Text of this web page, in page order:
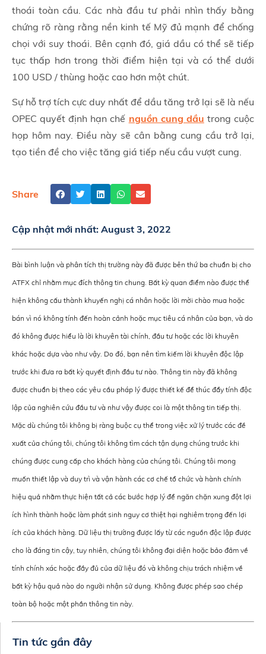
thoái toàn cầu. Các nhà đầu tư phải nhìn thấy bằng
chứng rõ ràng rằng nền kinh tế Mỹ đủ mạnh để chống
chọi với suy thoái. Bên cạnh đó, giá dầu có thể sẽ tiếp
tục thấp hơn trong thời điểm hiện tại và có thể dưới
100 USD / thùng hoặc cao hơn một chút.
Sự hỗ trợ tích cực duy nhất để dầu tăng trở lại sẽ là nếu
OPEC quyết định hạn chế nguồn cung dầu trong cuộc
họp hôm nay. Điều này sẽ cân bằng cung cầu trở lại,
tạo tiền đề cho việc tăng giá tiếp nếu cầu vượt cung.
Share
Cập nhật mới nhất: August 3, 2022
Bài bình luận và phân tích thị trường này đã được bên thứ ba chuẩn bị cho
ATFX chỉ nhằm mục đích thông tin chung. Bất kỳ quan điểm nào được thể
hiện không cấu thành khuyến nghị cá nhân hoặc lời mời chào mua hoặc
bán vì nó không tính đến hoàn cảnh hoặc mục tiêu cá nhân của bạn, và do
đó không được hiểu là lời khuyên tài chính, đầu tư hoặc các lời khuyên
khác hoặc dựa vào như vậy. Do đó, bạn nên tìm kiếm lời khuyên độc lập
trước khi đưa ra bất kỳ quyết định đầu tư nào. Thông tin này đã không
được chuẩn bị theo các yêu cầu pháp lý được thiết kế để thúc đẩy tính độc
lập của nghiên cứu đầu tư và như vậy được coi là một thông tin tiếp thị.
Mặc dù chúng tôi không bị ràng buộc cụ thể trong việc xử lý trước các đề
xuất của chúng tôi, chúng tôi không tìm cách tận dụng chúng trước khi
chúng được cung cấp cho khách hàng của chúng tôi. Chúng tôi mong
muốn thiết lập và duy trì và vận hành các cơ chế tổ chức và hành chính
hiệu quả nhằm thực hiện tất cả các bước hợp lý để ngăn chặn xung đột lợi
ích hình thành hoặc làm phát sinh nguy cơ thiệt hại nghiêm trọng đến lợi
ích của khách hàng. Dữ liệu thị trường được lấy từ các nguồn độc lập được
cho là đáng tin cậy, tuy nhiên, chúng tôi không đại diện hoặc bảo đảm về
tính chính xác hoặc đầy đủ của dữ liệu đó và không chịu trách nhiệm về
bất kỳ hậu quả nào do người nhận sử dụng. Không được phép sao chép
toàn bộ hoặc một phần thông tin này.
Tin tức gần đây